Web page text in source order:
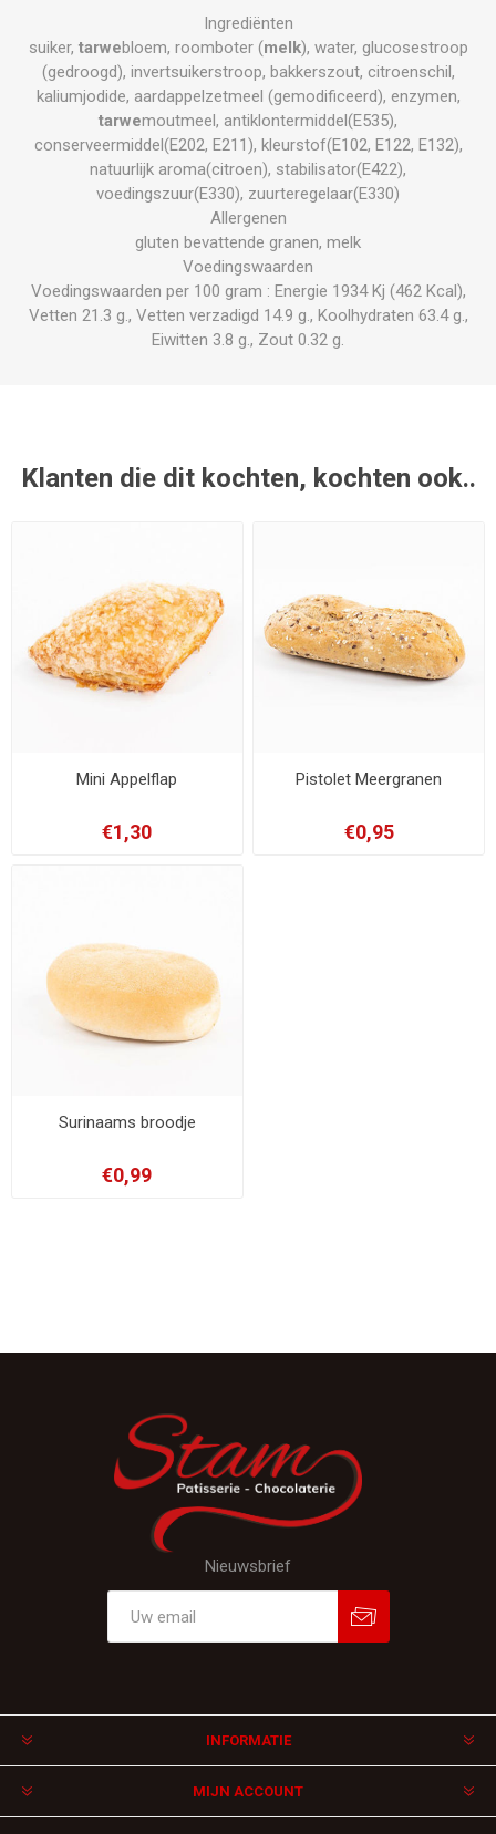
Ingrediënten
suiker, tarwebloem, roomboter (melk), water, glucosestroop
(gedroogd), invertsuikerstroop, bakkerszout, citroenschil,
kaliumjodide, aardappelzetmeel (gemodificeerd), enzymen,
tarwemoutmeel, antiklontermiddel(E535),
conserveermiddel(E202, E211), kleurstof(E102, E122, E132),
natuurlijk aroma(citroen), stabilisator(E422),
voedingszuur(E330), zuurteregelaar(E330)
Allergenen
gluten bevattende granen, melk
Voedingswaarden
Voedingswaarden per 100 gram : Energie 1934 Kj (462 Kcal),
Vetten 21.3 g., Vetten verzadigd 14.9 g., Koolhydraten 63.4 g.,
Eiwitten 3.8 g., Zout 0.32 g.
Klanten die dit kochten, kochten ook..
Mini Appelflap
€1,30
Pistolet Meergranen
€0,95
Surinaams broodje
€0,99
Nieuwsbrief
INFORMATIE
MIJN ACCOUNT